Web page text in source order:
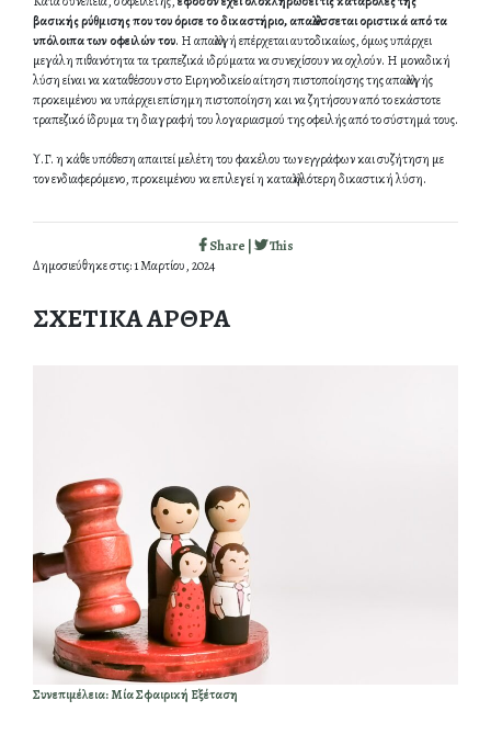
βασικής ρύθμισης που του όρισε το δικαστήριο, απαλλάσσεται οριστικά από τα
υπόλοιπα των οφειλών του. Η απαλλαγή επέρχεται αυτοδικαίως, όμως υπάρχει
μεγάλη πιθανότητα τα τραπεζικά ιδρύματα να συνεχίσουν να οχλούν. Η μοναδική
λύση είναι να καταθέσουν στο Ειρηνοδικείο αίτηση πιστοποίησης της απαλλαγής
προκειμένου να υπάρχει επίσημη πιστοποίηση και να ζητήσουν από το εκάστοτε
τραπεζικό ίδρυμα τη διαγραφή του λογαριασμού της οφειλής από το σύστημά τους.
Υ.Γ. η κάθε υπόθεση απαιτεί μελέτη του φακέλου των εγγράφων και συζήτηση με
τον ενδιαφερόμενο, προκειμένου να επιλεγεί η καταλληλότερη δικαστική λύση.
Share |
This
Δημοσιεύθηκε στις: 1 Μαρτίου, 2024
ΣΧΕΤΙΚΑ ΑΡΘΡΑ
Συνεπιμέλεια: Μία Σφαιρική Εξέταση